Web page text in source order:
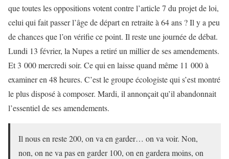
que toutes les oppositions votent contre l’article 7 du projet de loi,
celui qui fait passer l’âge de départ en retraite à 64 ans ? Il y a peu
de chances que l’on vérifie ce point. Il reste une journée de débat.
Lundi 13 février, la Nupes a retiré un millier de ses amendements.
Et 3 000 mercredi soir. Ce qui en laisse quand même 11 000 à
examiner en 48 heures. C’est le groupe écologiste qui s’est montré
le plus disposé à composer. Mardi, il annonçait qu’il abandonnait
l’essentiel de ses amendements.
Il nous en reste 200, on va en garder… on va voir. Non,
non, on ne va pas en garder 100, on en gardera moins, on